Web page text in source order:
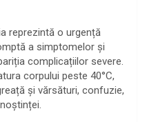
reprezintă o urgență
a simptomelor și
complicațiilor severe.
corpului peste 40°C,
și vărsături, confuzie,